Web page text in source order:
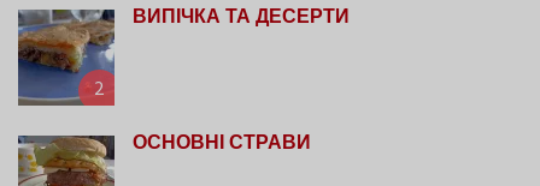
2
ВИПІЧКА ТА ДЕСЕРТИ
ОСНОВНІ СТРАВИ